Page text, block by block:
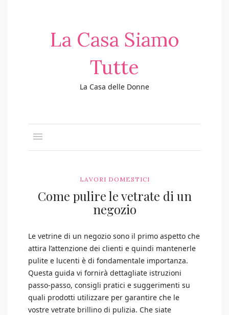
La Casa Siamo
Tutte
La Casa delle Donne
LAVORI DOMESTICI
Come pulire le vetrate di un
negozio
Le vetrine di un negozio sono il primo aspetto che
attira l’attenzione dei clienti e quindi mantenerle
pulite e lucenti è di fondamentale importanza.
Questa guida vi fornirà dettagliate istruzioni
passo-passo, consigli pratici e suggerimenti su
quali prodotti utilizzare per garantire che le
vostre vetrate brillino di pulizia. Che siate